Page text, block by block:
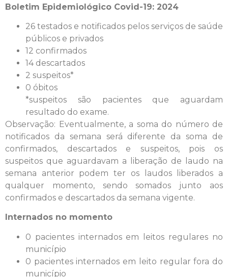
Boletim Epidemiológico Covid-19: 2024
26 testados e notificados pelos serviços de saúde
públicos e privados
12 confirmados
14 descartados
2 suspeitos*
0 óbitos
*suspeitos são pacientes que aguardam
resultado do exame.
Observação: Eventualmente, a soma do número de
notificados da semana será diferente da soma de
confirmados, descartados e suspeitos, pois os
suspeitos que aguardavam a liberação de laudo na
semana anterior podem ter os laudos liberados a
qualquer momento, sendo somados junto aos
confirmados e descartados da semana vigente.
Internados no momento
0 pacientes internados em leitos regulares no
município
0 pacientes internados em leito regular fora do
município